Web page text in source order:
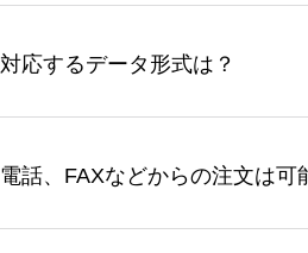
す。 30枚以上やシルク印刷な
さい。製作する数量が多けれ
対応するデータ形式は？
ズは、20MBです。デジカメ
Illustratorからの直接入稿には
電話、FAXなどからの注文は可